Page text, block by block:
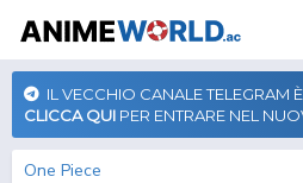
IL VECCHIO CANALE TELEGRAM
CLICCA QUI PER ENTRARE NEL
One Piece